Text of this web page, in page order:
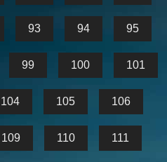
93 94 95
99 100 101
104 105 106
109 110 111